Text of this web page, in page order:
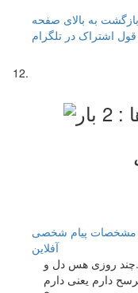
بازگشت به بالای صفحه
اشتراک در تلگرام
مشخصات پیام شخصی
آفلاين
روزی هس دل و
دارم یعنی دارم